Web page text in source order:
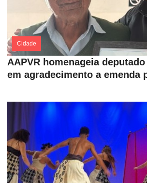
Cidade
AAPVR homenageia
em agradecimento a emenda